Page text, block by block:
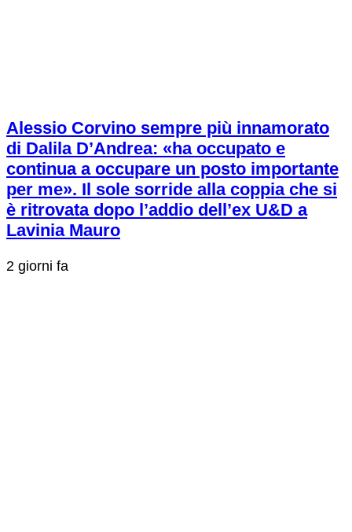
Alessio Corvino sempre più innamorato
di Dalila D’Andrea: «ha occupato e
continua a occupare un posto importante
per me». Il sole sorride alla coppia che si
è ritrovata dopo l’addio dell’ex U&D a
Lavinia Mauro
2 giorni fa